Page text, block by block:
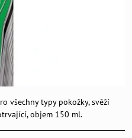
všechny typy pokožky, svěží
objem 150 ml.